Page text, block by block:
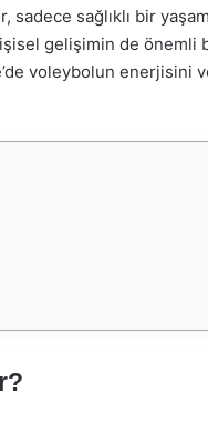
sağlıklı bir
gelişimin de önemli
voleybolun enerjisini